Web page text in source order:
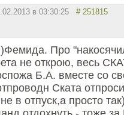
в 03:30:25 # 251815
Про
не открою, весь
Б.А. вместе со
Ската
в отпуск,а просто